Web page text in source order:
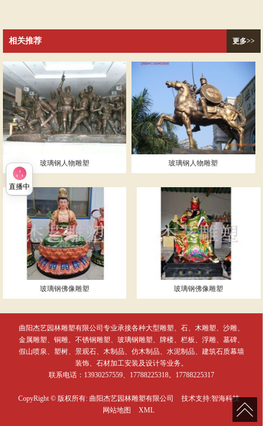
相关推荐 更多>>
玻璃钢人物雕塑 玻璃钢人物雕塑
玻璃钢佛像雕塑 玻璃钢佛像雕塑
曲阳杰艺园林雕塑有限公司专业承接各种大型雕塑、石、木雕塑、沙雕、
金属雕塑、铜雕、不锈钢雕塑、玻璃钢雕塑、牌楼、栏板、浮雕、墓碑、
假山喷泉、塑树、景观石、木制品、仿木制品、水泥制品、建筑石质幕墙
装饰、石材加工安装及设计等业务。
联系电话：13930257559、17788225318。17788225317
CopyRight © 版权所有: 曲阳杰艺园林雕塑有限公司 技术支持:智海科技
网站地图
XML
直播中